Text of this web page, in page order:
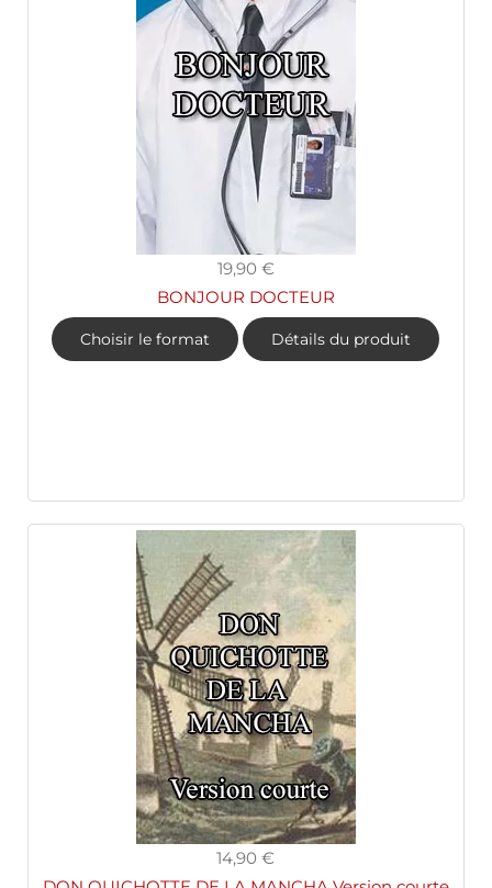
19,90 €
BONJOUR DOCTEUR
Choisir le format Détails du produit
14,90 €